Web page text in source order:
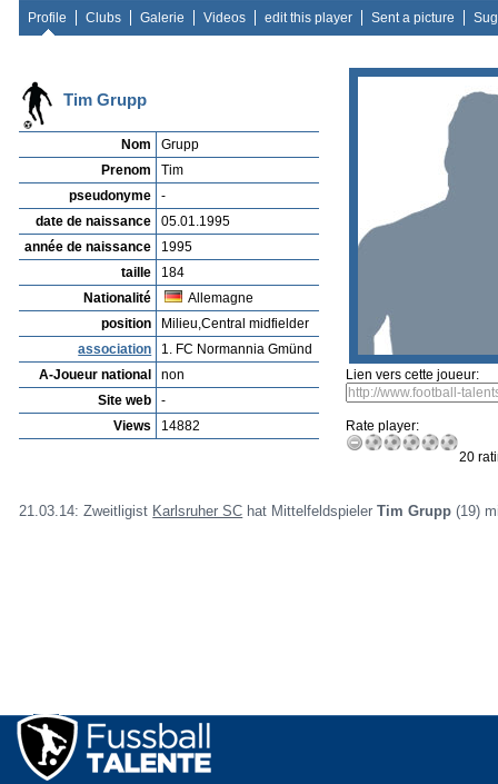
Profile Clubs Galerie Videos edit this player Sent a picture
Tim Grupp
Nom
Grupp
Prenom
Tim
pseudonyme
-
date de naissance
05.01.1995
année de naissance
1995
taille
184
Nationalité
Allemagne
position
Milieu,Central midfielder
association
1. FC Normannia Gmünd
A-Joueur national
non
Site web
-
Views
14882
Lien vers cette joueur:
Rate player:
20
21.03.14: Zweitligist Karlsruher SC hat MittelfeldspielerTim Grupp (19)